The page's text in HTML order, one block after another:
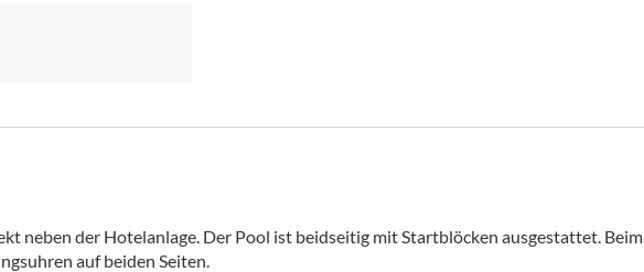
neben der Hotelanlage. Der Pool ist beidseitig mit Startblöcken ausgestattet. Beim
auf beiden Seiten.